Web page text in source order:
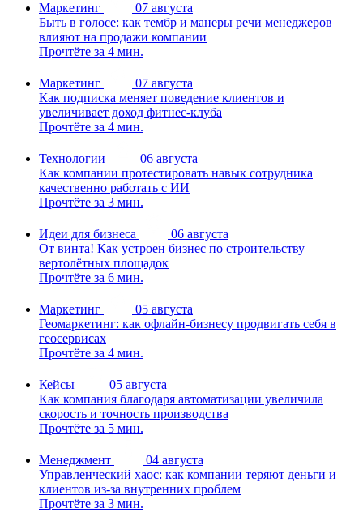
Маркетинг
07 августа
Быть в голосе: как тембр и манеры речи менеджеров
влияют на продажи компании
Прочтёте за 4 мин.
Маркетинг
07 августа
Как подписка меняет поведение клиентов и
увеличивает доход фитнес-клуба
Прочтёте за 4 мин.
Технологии
06 августа
Как компании протестировать навык сотрудника
качественно работать с ИИ
Прочтёте за 3 мин.
Идеи для бизнеса
06 августа
От винта! Как устроен бизнес по строительству
вертолётных площадок
Прочтёте за 6 мин.
Маркетинг
05 августа
Геомаркетинг: как офлайн-бизнесу продвигать себя в
геосервисах
Прочтёте за 4 мин.
Кейсы
05 августа
Как компания благодаря автоматизации увеличила
скорость и точность производства
Прочтёте за 5 мин.
Менеджмент
04 августа
Управленческий хаос: как компании теряют деньги и
клиентов из-за внутренних проблем
Прочтёте за 3 мин.